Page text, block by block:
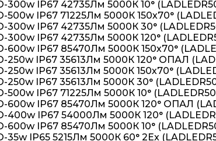
300w IP67 42735Лм 5000К 10°
500w IP67 71225Лм 5000К 150х70°
300w IP67 42735Лм 5000К 30°
300w IP67 42735Лм 5000К 120°
600w IP67 85470Лм 5000К 150х70°
250w IP67 35613Лм 5000К 120° OПАЛ
250w IP67 35613Лм 5000К 150х70°
250w IP67 35613Лм 5000К 30°
IP67 71225Лм 5000К 10°
600w IP67 85470Лм 5000К 120° OПАЛ
400w IP67 54000Лм 5000К 120°
600w IP67 85470Лм 5000К 10°
IP65 5215Лм 5000К 60° 2Ex